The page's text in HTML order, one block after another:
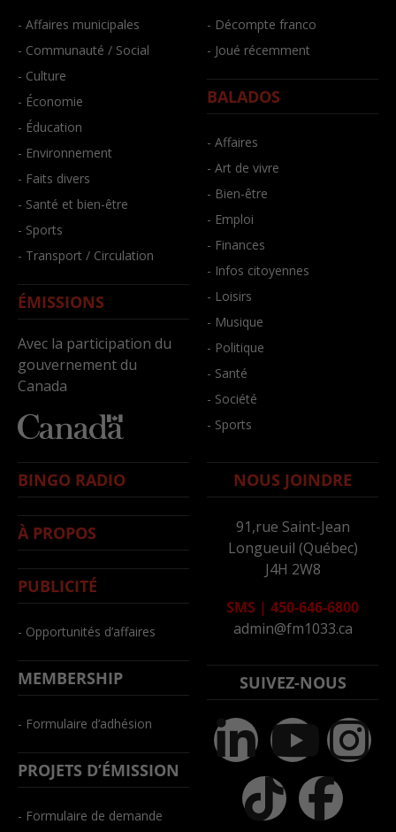
- Affaires municipales
- Communauté / Social
- Culture
- Économie
- Éducation
- Environnement
- Faits divers
- Santé et bien-être
- Sports
- Transport / Circulation
ÉMISSIONS
Avec la participation du
gouvernement du
Canada
- Décompte franco
- Joué récemment
BALADOS
- Affaires
- Art de vivre
- Bien-être
- Emploi
- Finances
- Infos citoyennes
- Loisirs
- Musique
- Politique
- Santé
- Société
- Sports
BINGO RADIO
À PROPOS
PUBLICITÉ
- Opportunités d’affaires
MEMBERSHIP
- Formulaire d’adhésion
PROJETS D’ÉMISSION
- Formulaire de demande
NOUS JOINDRE
91,rue Saint-Jean
Longueuil (Québec)
J4H 2W8
SMS | 450-646-6800
admin@fm1033.ca
SUIVEZ-NOUS